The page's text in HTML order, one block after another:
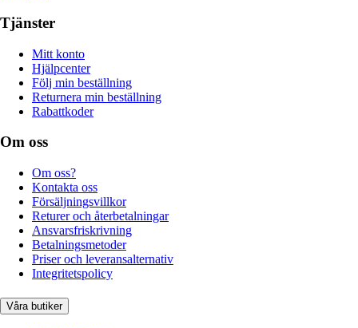
Tjänster
Mitt konto
Hjälpcenter
Följ min beställning
Returnera min beställning
Rabattkoder
Om oss
Om oss?
Kontakta oss
Försäljningsvillkor
Returer och återbetalningar
Ansvarsfriskrivning
Betalningsmetoder
Priser och leveransalternativ
Integritetspolicy
Våra butiker